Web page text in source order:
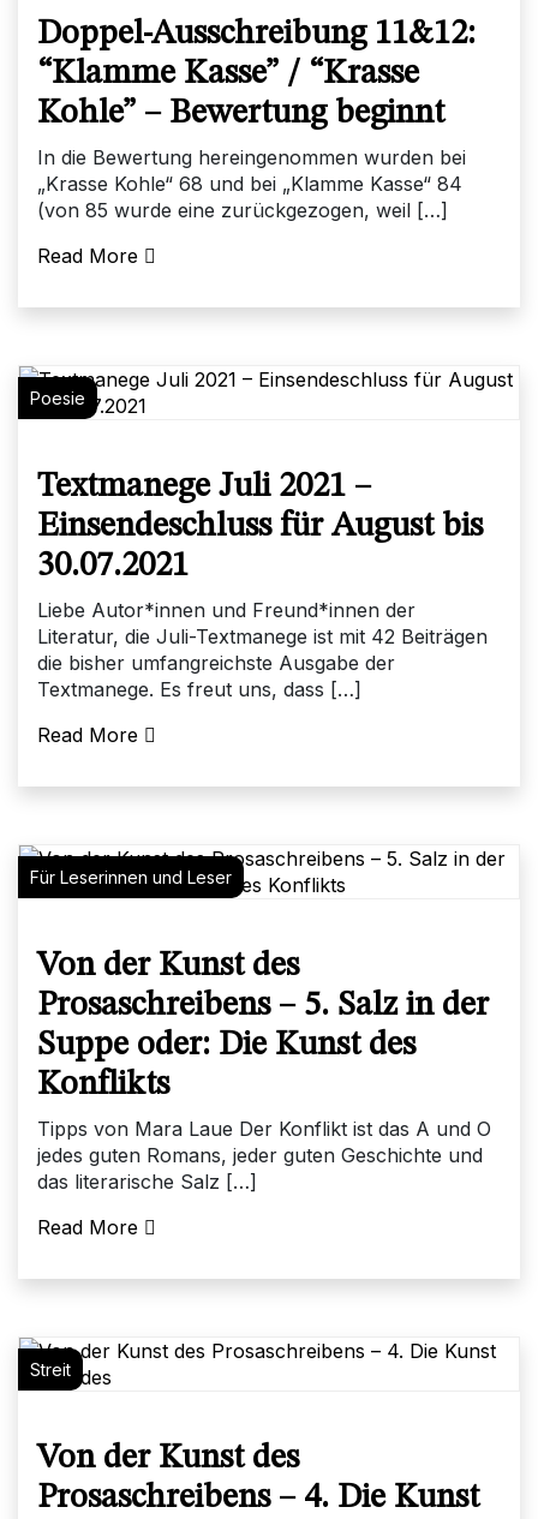
Doppel-Ausschreibung 11&12:
“Klamme Kasse” / “Krasse
Kohle” – Bewertung beginnt
In die Bewertung hereingenommen wurden bei
„Krasse Kohle“ 68 und bei „Klamme Kasse“ 84
(von 85 wurde eine zurückgezogen, weil […]
Read More
Poesie
Textmanege Juli 2021 –
Einsendeschluss für August bis
30.07.2021
Liebe Autor*innen und Freund*innen der
Literatur, die Juli-Textmanege ist mit 42 Beiträgen
die bisher umfangreichste Ausgabe der
Textmanege. Es freut uns, dass […]
Read More
Für Leserinnen und Leser
Von der Kunst des
Prosaschreibens – 5. Salz in der
Suppe oder: Die Kunst des
Konflikts
Tipps von Mara Laue Der Konflikt ist das A und O
jedes guten Romans, jeder guten Geschichte und
das literarische Salz […]
Read More
Streit
Von der Kunst des
Prosaschreibens – 4. Die Kunst